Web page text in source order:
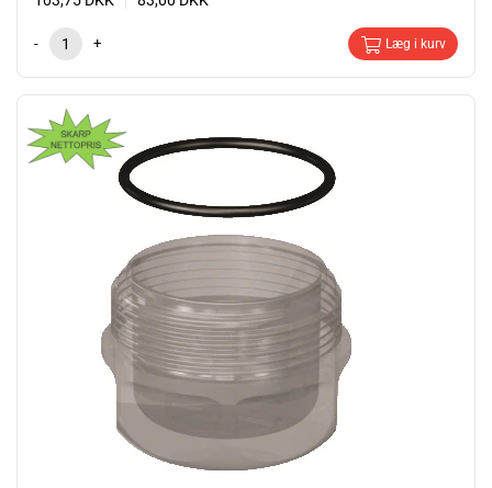
- + Læg i kurv